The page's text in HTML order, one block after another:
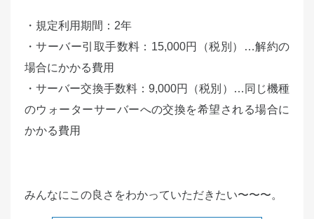
・規定利用期間：2年
・サーバー引取手数料：15,000円（税別）…解約の
場合にかかる費用
・サーバー交換手数料：9,000円（税別）…同じ機種
のウォーターサーバーへの交換を希望される場合に
かかる費用
みんなにこの良さをわかっていただきたい〜〜〜。